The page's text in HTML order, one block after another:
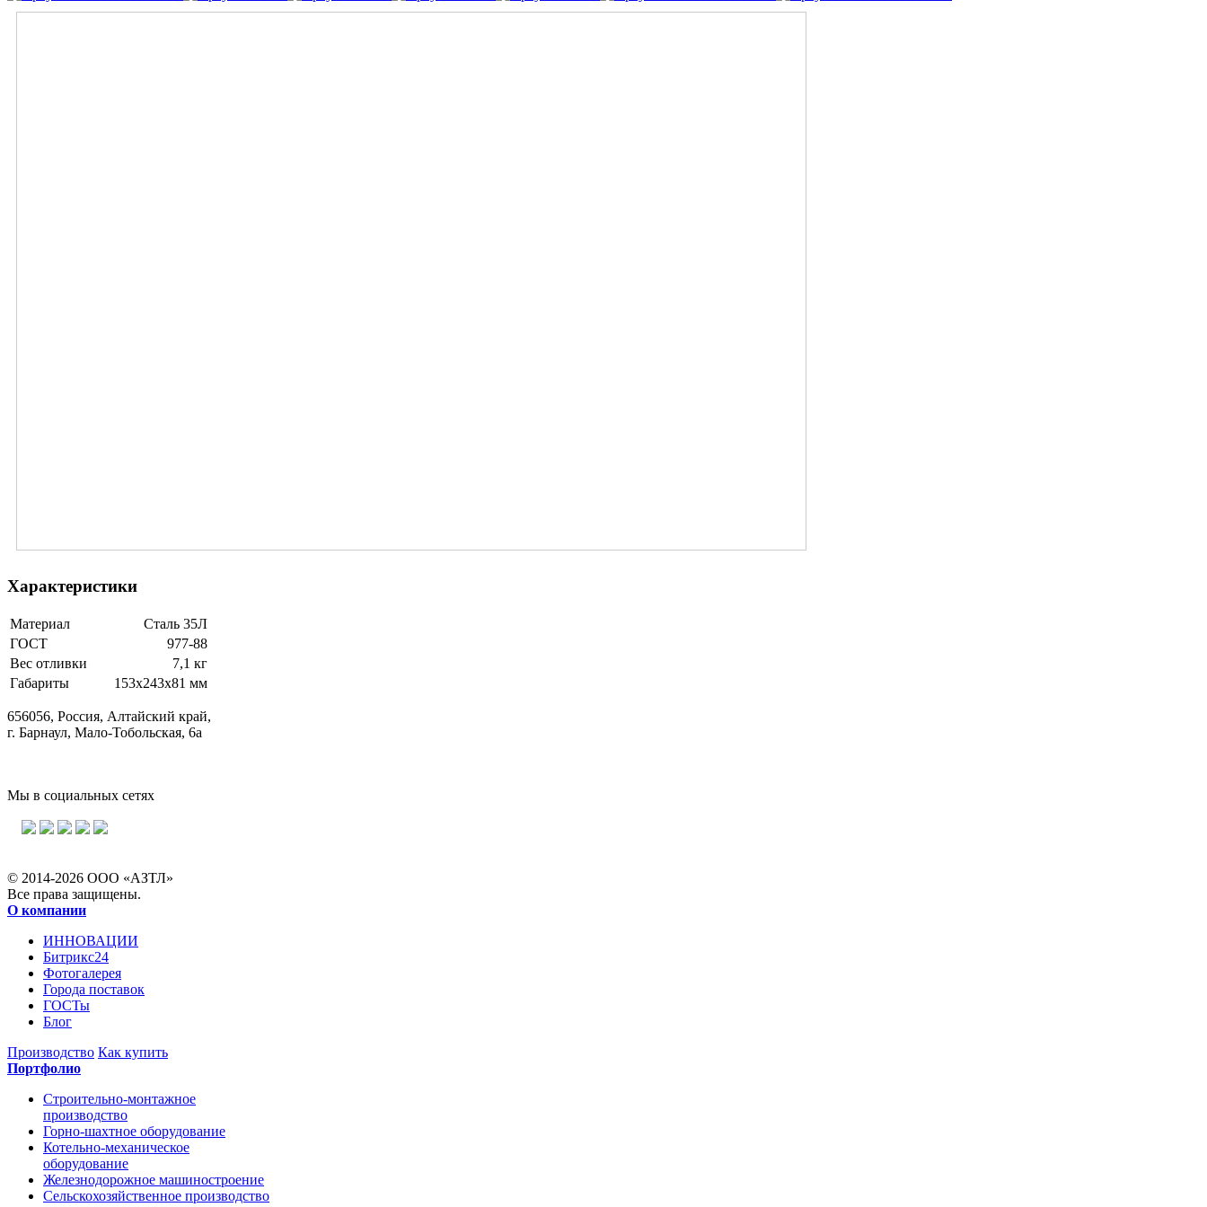
Характеристики
Материал
Сталь 35Л
ГОСТ
977-88
Вес отливки
7,1 кг
Габариты
153x243x81 мм
656056, Россия, Алтайский край,
г. Барнаул, Мало-Тобольская, 6а
Мы в социальных сетях
© 2014-2026 ООО «АЗТЛ»
Все права защищены.
О компании
ИННОВАЦИИ
Битрикс24
Фотогалерея
Города поставок
ГОСТы
Блог
Производство Как купить
Портфолио
Строительно-монтажное
производство
Горно-шахтное оборудование
Котельно-механическое
оборудование
Железнодорожное машиностроение
Сельскохозяйственное производство